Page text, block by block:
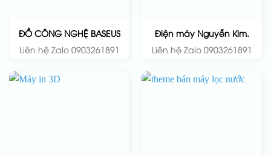
ĐỒ CÔNG NGHỆ BASEUS
Liên hệ Zalo 0903261891
Điện máy Nguyễn Kim.
Liên hệ Zalo 0903261891